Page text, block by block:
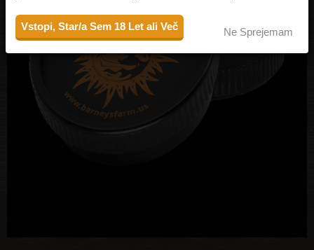
Vstopi, Star/a Sem 18 Let ali Več Ne Sprejemam